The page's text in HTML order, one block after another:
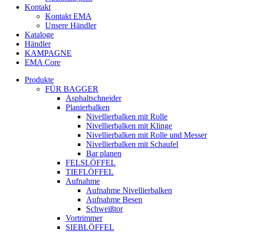
Kontakt
Kontakt EMA
Unsere Händler
Kataloge
Händler
KAMPAGNE
EMA Core
Produkte
FÜR BAGGER
Asphaltschneider
Planierbalken
Nivellierbalken mit Rolle
Nivellierbalken mit Klinge
Nivellierbalken mit Rolle und Messer
Nivellierbalken mit Schaufel
Bar planen
FELSLÖFFEL
TIEFLÖFFEL
Aufnahme
Aufnahme Nivellierbalken
Aufnahme Besen
Schweißtor
Vortrimmer
SIEBLÖFFEL